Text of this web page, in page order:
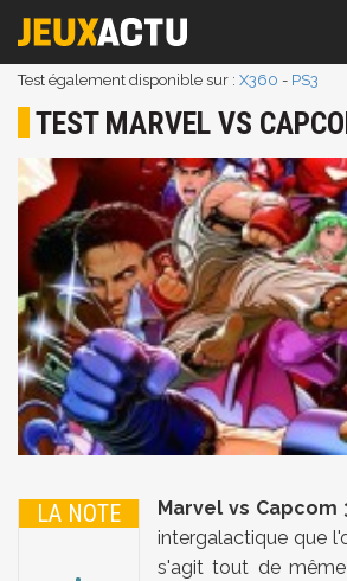
Test également disponible sur : X360 - PS3
TEST MARVEL VS
LA NOTE Marvel vs Capcom
intergalactique que
s'agit tout de